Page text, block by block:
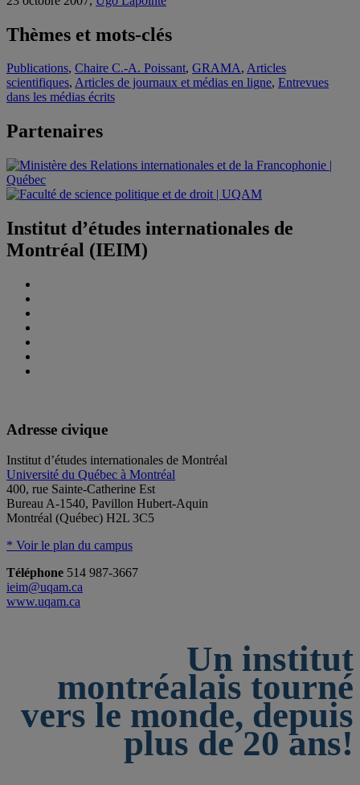
Thèmes et mots-clés
Publications, Chaire C.-A. Poissant, GRAMA, Articles
scientifiques, Articles de journaux et médias en ligne, Entrevues
dans les médias écrits
Partenaires
Institut d’études internationales de
Montréal (IEIM)
Adresse civique
Institut d’études internationales de Montréal
Université du Québec à Montréal
400, rue Sainte-Catherine Est
Bureau A-1540, Pavillon Hubert-Aquin
Montréal (Québec) H2L 3C5
* Voir le plan du campus
Téléphone 514 987-3667
ieim@uqam.ca
www.uqam.ca
Un institut
montréalais tourné
vers le monde, depuis
plus de 20 ans!